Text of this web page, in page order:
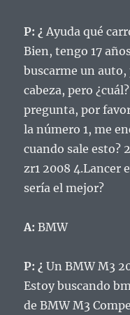
P: ¿ Ayuda qué
Bien, tengo 17
buscarme un
cabeza, pero
pregunta, por
la número 1, me
cuando sale esto?
zr1 2008 4.Lancer
sería el mejor?
A: BMW
P: ¿ Un BMW M3
Estoy buscando
de BMW M3